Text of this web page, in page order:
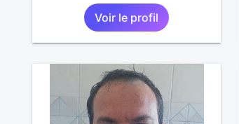
Voir le profil